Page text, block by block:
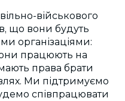
військового
що вони будуть
організаціями:
працюють на
права брати
Ми підтримуємо
співпрацювати